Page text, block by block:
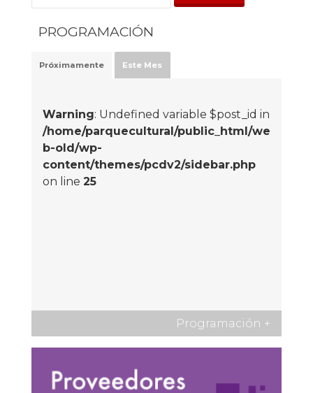
PROGRAMACIÓN
Próximamente Este Mes
Warning: Undefined variable $post_id in
/home/parquecultural/public_html/we
b-old/wp-
content/themes/pcdv2/sidebar.php
on line 25
Programación +